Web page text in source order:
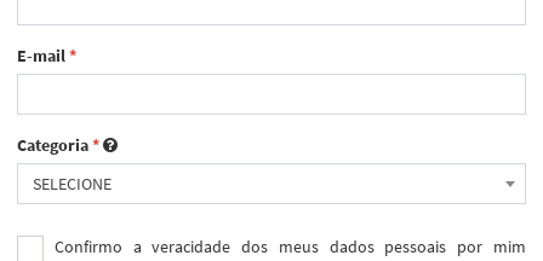
E-mail*
Categoria*
SELECIONE
Confirmo a veracidade dos meus dados pessoais por mim